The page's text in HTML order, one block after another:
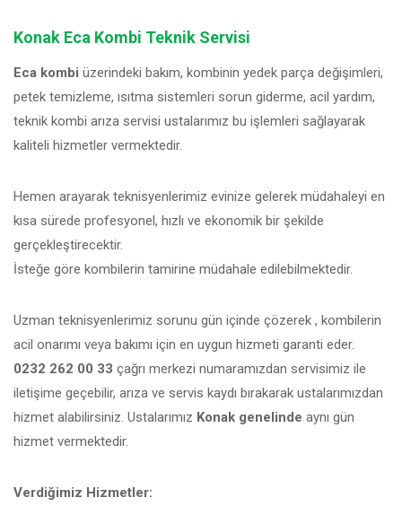
Konak Eca Kombi Teknik Servisi
Eca kombi üzerindeki bakım, kombinin yedek parça değişimleri,
petek temizleme, ısıtma sistemleri sorun giderme, acil yardım,
teknik kombi arıza servisi ustalarımız bu işlemleri sağlayarak
kaliteli hizmetler vermektedir.
Hemen arayarak teknisyenlerimiz evinize gelerek müdahaleyi en
kısa sürede profesyonel, hızlı ve ekonomik bir şekilde
gerçekleştirecektir.
İsteğe göre kombilerin tamirine müdahale edilebilmektedir.
Uzman teknisyenlerimiz sorunu gün içinde çözerek , kombilerin
acil onarımı veya bakımı için en uygun hizmeti garanti eder.
0232 262 00 33 çağrı merkezi numaramızdan servisimiz ile
iletişime geçebilir, arıza ve servis kaydı bırakarak ustalarımızdan
hizmet alabilirsiniz. Ustalarımız Konak genelinde aynı gün
hizmet vermektedir.
Verdiğimiz Hizmetler: